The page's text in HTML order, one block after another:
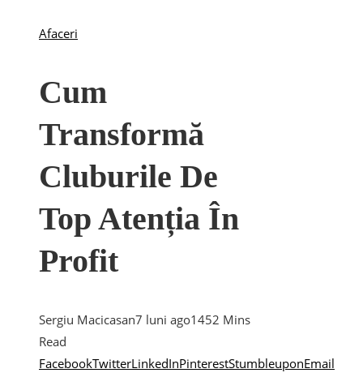
Afaceri
Cum
Transformă
Cluburile De
Top Atenția În
Profit
Sergiu Macicasan7 luni ago1452 Mins
Read
FacebookTwitterLinkedInPinterestStumbleuponEmail